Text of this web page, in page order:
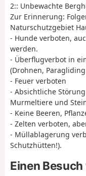
2:: Unbewachte
Zur Erinnerung:
Naturschutzgebiet
- Hunde verboten,
werden.
- Überflugverbot in
(Drohnen,
- Feuer verboten
- Absichtliche
Murmeltiere und
- Keine Beeren,
- Zelten verboten,
- Müllablagerung
Schutzhütten!).
Einen